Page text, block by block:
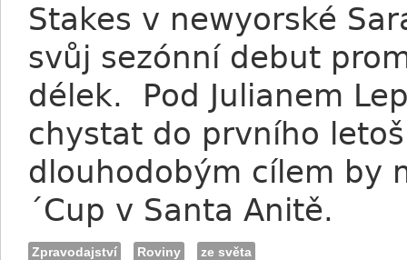
Stakes v newyorské
svůj sezónní debut
délek. Pod Julianem
chystat do prvního
dlouhodobým cílem by
´Cup v Santa Anitě.
Zpravodajství Roviny ze světa